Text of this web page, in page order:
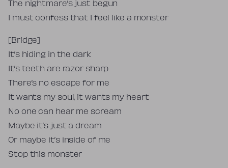
The nightmare’s just begun
I must confess that I feel like a monster
[Bridge]
It’s hiding in the dark
It’s teeth are razor sharp
There’s no escape for me
It wants my soul, it wants my heart
No one can hear me scream
Maybe it’s just a dream
Or maybe it’s inside of me
Stop this monster